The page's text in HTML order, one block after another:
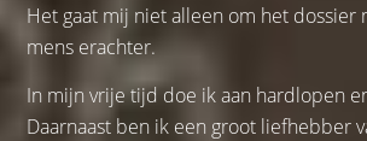
Het gaat mij niet alleen om het dossier
mens erachter.
In mijn vrije tijd doe ik aan hardlopen
Daarnaast ben ik een groot liefhebber